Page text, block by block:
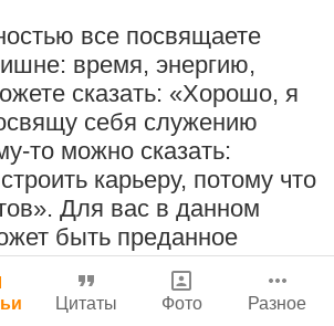
глава департамента
1:05:35 |7 сентября 2008|
Орегон, США
на благо всех живых
33:28 |30 ноября 2019|
все посвящаете
время, энергию,
сказать: «Хорошо, я
себя служению
то можно сказать:
карьеру, потому что
Для вас в данном
быть преданное
ваш уровень, на котором
мы не осуждаем вас за
доверия к себе
22 июля 2026
проявляющаяся в
в Тбилиси 2025
Цитаты Фото Разное